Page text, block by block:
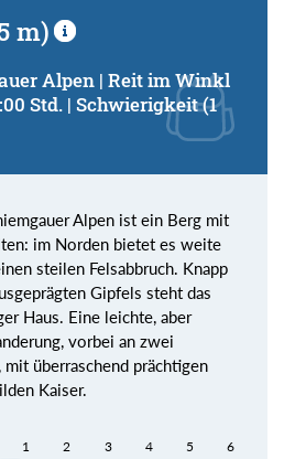
m)
Alpen | Reit im Winkl
Std. | Schwierigkeit (1
Alpen ist ein Berg mit
im Norden bietet es weite
steilen Felsabbruch. Knapp
Gipfels steht das
Haus. Eine leichte, aber
vorbei an zwei
überraschend prächtigen
Kaiser.
1 2 3 4 5 6